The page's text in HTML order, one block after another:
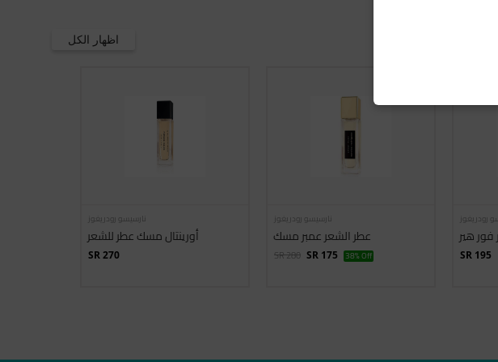
اظهار الكل
نارسيسو رودريغوز
أورينتال مسك عطر للشعر
SR 270
نارسيسو رودريغوز
عطر الشعر عمبر مسك
SR 280 SR 175 38% Off
رودريغوز
هير
SR 195